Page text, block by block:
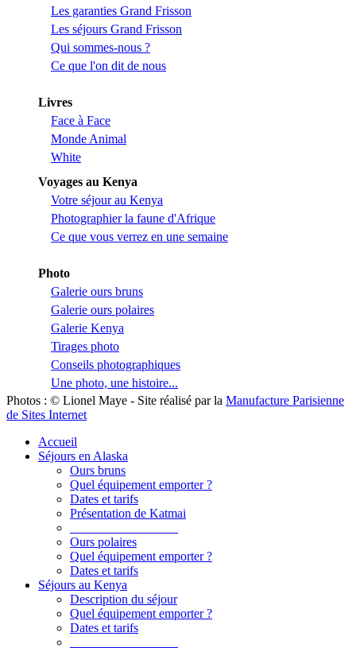
Les garanties Grand Frisson
Les séjours Grand Frisson
Qui sommes-nous ?
Ce que l'on dit de nous
Livres
Face à Face
Monde Animal
White
Voyages au Kenya
Votre séjour au Kenya
Photographier la faune d'Afrique
Ce que vous verrez en une semaine
Photo
Galerie ours bruns
Galerie ours polaires
Galerie Kenya
Tirages photo
Conseils photographiques
Une photo, une histoire...
Photos : © Lionel Maye - Site réalisé par la Manufacture Parisienne
de Sites Internet
Accueil
Séjours en Alaska
Ours bruns
Quel équipement emporter ?
Dates et tarifs
Présentation de Katmai
Ours polaires
Quel équipement emporter ?
Dates et tarifs
Séjours au Kenya
Description du séjour
Quel équipement emporter ?
Dates et tarifs